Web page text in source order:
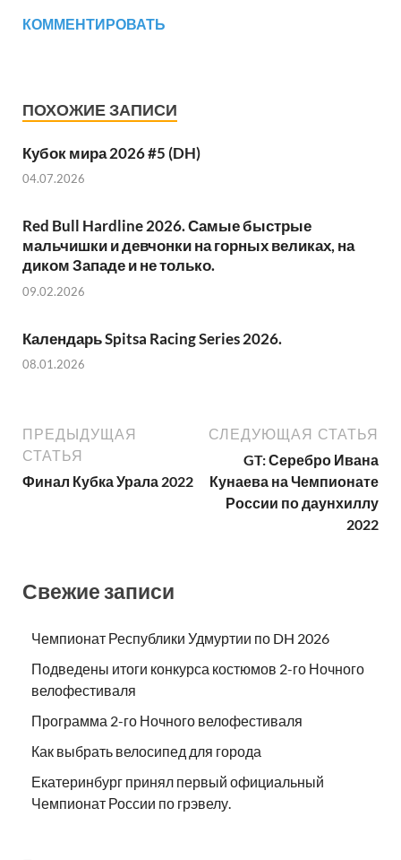
КОММЕНТИРОВАТЬ
ПОХОЖИЕ ЗАПИСИ
Кубок мира 2026 #5 (DH)
04.07.2026
Red Bull Hardline 2026. Самые быстрые
мальчишки и девчонки на горных великах, на
диком Западе и не только.
09.02.2026
Календарь Spitsa Racing Series 2026.
08.01.2026
ПРЕДЫДУЩАЯ
СТАТЬЯ
Финал Кубка Урала 2022
СЛЕДУЮЩАЯ СТАТЬЯ
GT: Серебро Ивана
Кунаева на Чемпионате
России по даунхиллу
2022
Свежие записи
Чемпионат Республики Удмуртии по DH 2026
Подведены итоги конкурса костюмов 2-го Ночного
велофестиваля
Программа 2-го Ночного велофестиваля
Как выбрать велосипед для города
Екатеринбург принял первый официальный
Чемпионат России по грэвелу.